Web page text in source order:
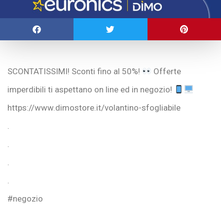
SCONTATISSIMI! Sconti fino al 50%!
Offerte
imperdibili ti aspettano on line ed in negozio!
https://www.dimostore.it/volantino-sfogliabile
#negozio